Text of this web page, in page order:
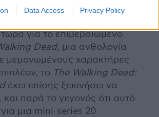
Data Access Privacy Policy
Με το Fearthe WalkingDead
τώρα για το επιβεβαιωμένο
Dead, μια ανθολογία
μεμονωμένους χαρακτήρες
το The Walking Dead:
έχει επίσης ξεκινήσει να
και παρά το γεγονός ότι αυτό
μια mini-series 20